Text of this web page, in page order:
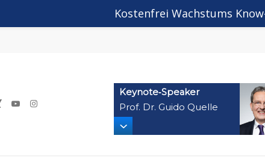
Keynote‑Speaker
Prof. Dr. Guido Quelle
Kostenfrei Wachstums